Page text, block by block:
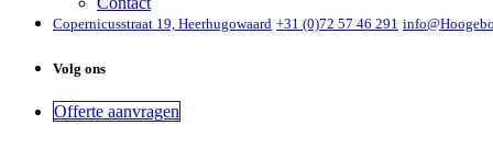
Copernicusstraat 19, Heerhugowaard +31 (0)72 57 46 291
Volg ons
Offerte aanvragen